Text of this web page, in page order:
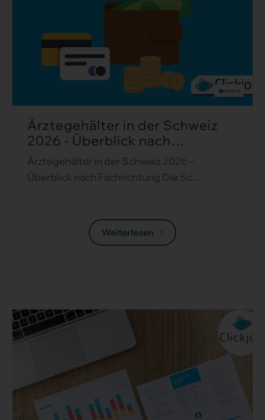
Ärztegehälter in der Schweiz
2026 - Überblick nach
Fachrichtung ...
Ärztegehälter in der Schweiz 2026 –
Überblick nach Fachrichtung Die Sc ...
Weiterlesen